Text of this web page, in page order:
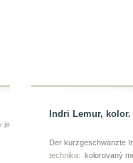
je
Indri Lemur,
Der kurzgeschwänzte
technika: kolorovaný